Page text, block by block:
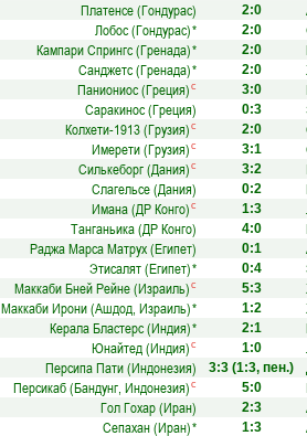
Платенсе (Гондурас)
2:0
Лобос (Гондурас)* 2:0
Кампари Спрингс (Гренада)* 2:0
Санджетс (Гренада)* 2:0
Паниониос (Греция) с 3:0
Саракинос (Греция)
0:3
Колхети-1913 (Грузия) с 2:0
Имерети (Грузия) с 3:1
Силькеборг (Дания) с 3:2
Слагельсе (Дания)
0:2
Имана (ДР Конго) с 1:3
Танганьика (ДР Конго)
4:0
Раджа Марса Матрух (Египет)
0:1
Этисалят (Египет)* 0:4
Маккаби Бней Рейне (Израиль) с 5:3
Маккаби Ирони (Ашдод, Израиль)* 1:2
Керала Бластерс (Индия)* 2:1
Юнайтед (Индия) с 1:0
Персипа Пати (Индонезия)
3:3 (1:3, пен.)
Персикаб (Бандунг, Индонезия) с 5:0
Гол Гохар (Иран)
2:3
Сепахан (Иран)* 1:3